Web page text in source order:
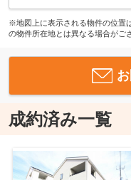
※地図上に表示される物件の位置
の物件所在地とは異なる場合がご
成約済み一覧